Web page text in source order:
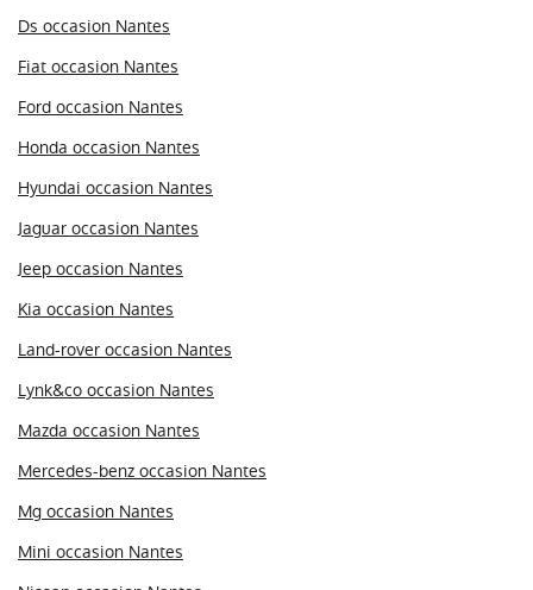
Ds occasion Nantes
Fiat occasion Nantes
Ford occasion Nantes
Honda occasion Nantes
Hyundai occasion Nantes
Jaguar occasion Nantes
Jeep occasion Nantes
Kia occasion Nantes
Land-rover occasion Nantes
Lynk&co occasion Nantes
Mazda occasion Nantes
Mercedes-benz occasion Nantes
Mg occasion Nantes
Mini occasion Nantes